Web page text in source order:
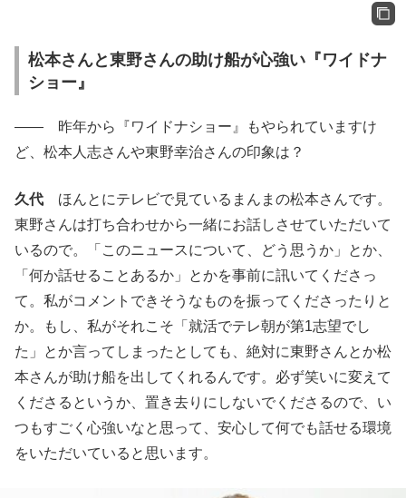
松本さんと東野さんの助け船が心強い『ワイドナ
ショー』
―― 昨年から『ワイドナショー』もやられていますけ
ど、松本人志さんや東野幸治さんの印象は？
久代 ほんとにテレビで見ているまんまの松本さんです。
東野さんは打ち合わせから一緒にお話しさせていただいて
いるので。「このニュースについて、どう思うか」とか、
「何か話せることあるか」とかを事前に訊いてくださっ
て。私がコメントできそうなものを振ってくださったりと
か。もし、私がそれこそ「就活でテレ朝が第1志望でし
た」とか言ってしまったとしても、絶対に東野さんとか松
本さんが助け船を出してくれるんです。必ず笑いに変えて
くださるというか、置き去りにしないでくださるので、い
つもすごく心強いなと思って、安心して何でも話せる環境
をいただいていると思います。